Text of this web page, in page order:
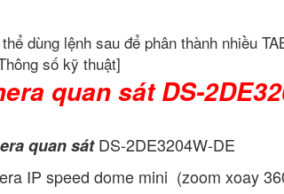
dùng lệnh sau để phân thành nhiều
số kỹ thuật]
quan sát DS-
quan sátDS-2DE3204W-DE
IP speed dome mini (zoom xoay